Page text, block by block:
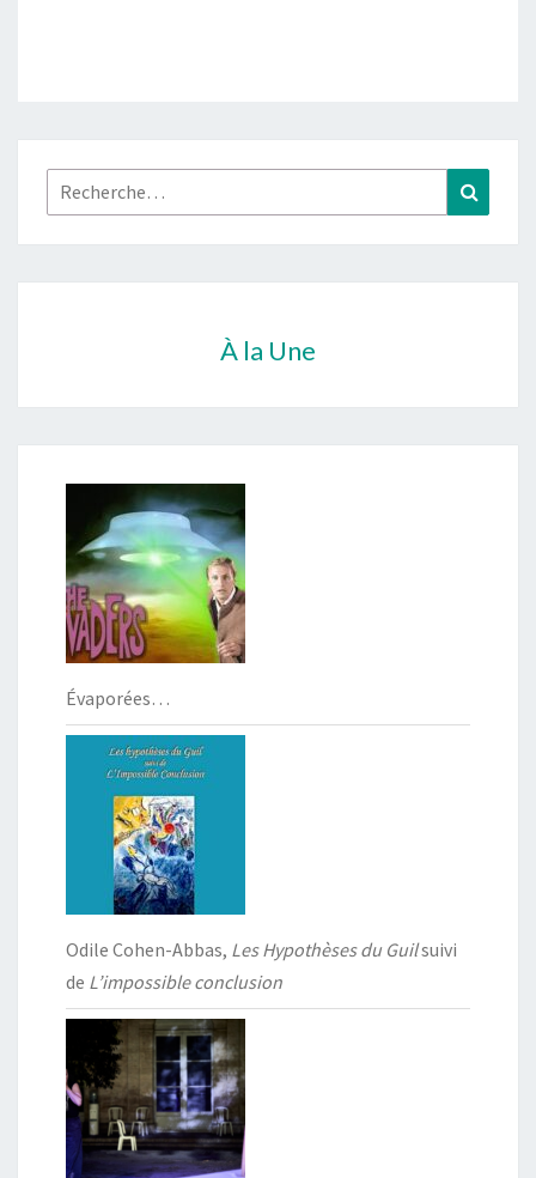
Rechercher :
À la Une
Évaporées…
Odile Cohen-Abbas, Les Hypothèses du Guilsuivi
de L’impossible conclusion